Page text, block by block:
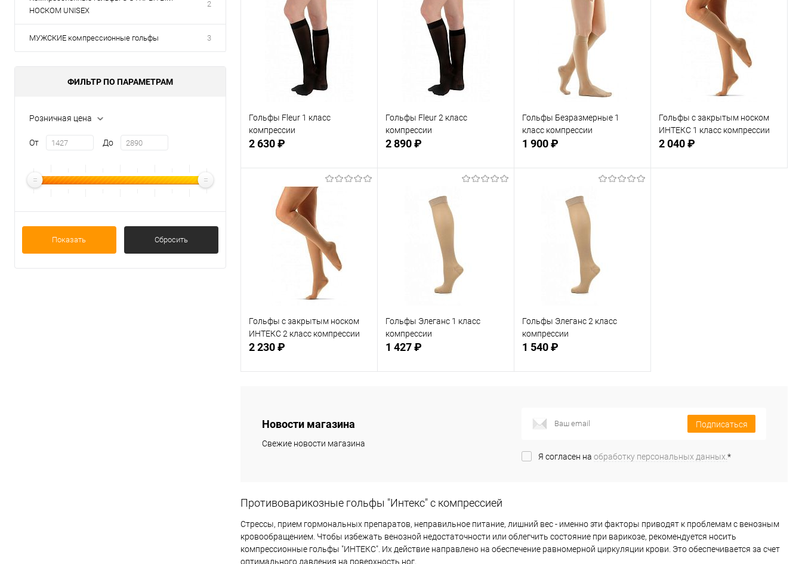
НОСКОМ UNISEX
2
МУЖСКИЕ компрессионные гольфы 3
ФИЛЬТР ПО ПАРАМЕТРАМ
Розничная цена
От До
Показать Сбросить
Гольфы Fleur 1 класс
компрессии
2 630 ₽
Подписаться
В избранное
Недоступно
Гольфы Fleur 2 класс
компрессии
2 890 ₽
В избранное
Недоступно
Гольфы Безразмерные 1
класс компрессии
1 900 ₽
В избранное
Недоступно
Гольфы с закрытым носком
ИНТЕКС 1 класс компрессии
2 040 ₽
Гольфы с закрытым носком
ИНТЕКС 2 класс компрессии
2 230 ₽
В избранное
Гольфы Элеганс 1 класс
компрессии
1 427 ₽
Гольфы Элеганс 2 класс
компрессии
1 540 ₽
В избранное
Новости магазина
Свежие новости магазина
Подписаться
Я согласен на обработку персональных данных. *
Противоварикозные гольфы "Интекс" с компрессией
Стрессы, прием гормональных препаратов, неправильное питание, лишний вес - именно эти факторы приводят к проблемам с венозным
кровообращением. Чтобы избежать венозной недостаточности или облегчить состояние при варикозе, рекомендуется носить
компрессионные гольфы "ИНТЕКС". Их действие направлено на обеспечение равномерной циркуляции крови. Это обеспечивается за счет
оптимального давления на поверхность ног.